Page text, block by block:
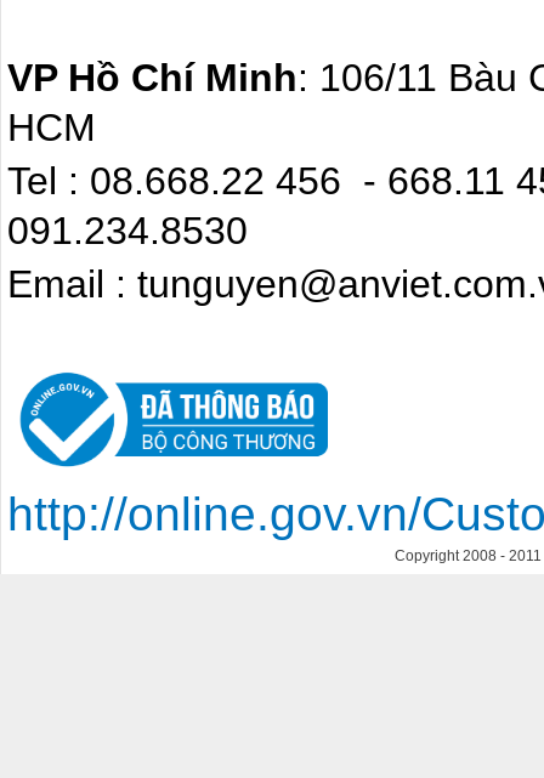
VP Hồ Chí Minh: 106/11 Bàu
HCM
Tel : 08.668.22
091.234.8530
Email :
http://online.gov.vn/
Copyright 2008 - 2011